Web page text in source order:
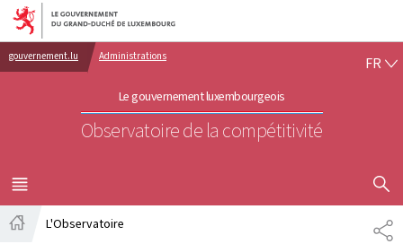
Aller au menu principal
Aller au contenu
gouvernement.lu Administrations
Le gouvernement luxembourgeois
Observatoire de la compétitivité
FR
MENU
PRINCIPAL
L'Observatoire